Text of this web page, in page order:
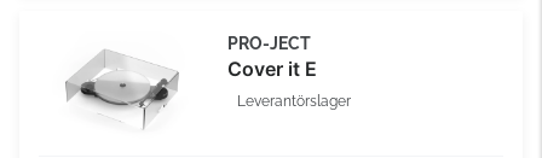
PRO-JECT
Cover it E
Leverantörslager